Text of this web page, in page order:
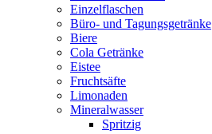
Einzelflaschen
Büro- und Tagungsgetränke
Biere
Cola Getränke
Eistee
Fruchtsäfte
Limonaden
Mineralwasser
Spritzig